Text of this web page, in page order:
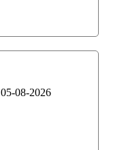
05-08-2026